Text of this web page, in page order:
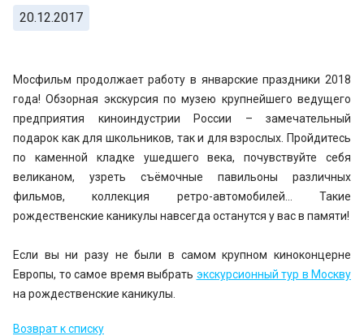
20.12.2017
Мосфильм продолжает работу в январские праздники 2018
года! Обзорная экскурсия по музею крупнейшего ведущего
предприятия киноиндустрии России – замечательный
подарок как для школьников, так и для взрослых. Пройдитесь
по каменной кладке ушедшего века, почувствуйте себя
великаном, узреть съёмочные павильоны различных
фильмов, коллекция ретро-автомобилей… Такие
рождественские каникулы навсегда останутся у вас в памяти!
Если вы ни разу не были в самом крупном киноконцерне
Европы, то самое время выбрать экскурсионный тур в Москву
на рождественские каникулы.
Возврат к списку